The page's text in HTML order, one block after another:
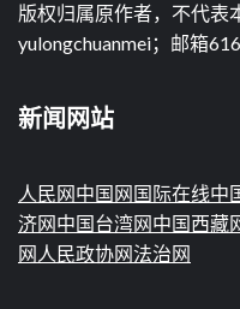
版权归属原作者，不代表
yulongchuanmei；邮箱
新闻网站
人民网中国网 国际在线中
济网中国台湾网中国西藏
网 人民政协网法治网